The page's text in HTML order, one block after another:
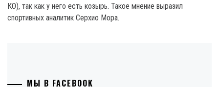
КО), так как у него есть козырь. Такое мнение выразил
спортивных аналитик Серхио Мора.
МЫ В FACEBOOK